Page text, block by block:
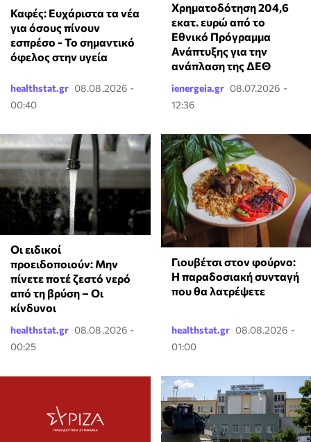
Καφές: Ευχάριστα τα νέα
για όσους πίνουν
εσπρέσο - Το σημαντικό
όφελος στην υγεία
healthstat.gr 08.08.2026 -
00:40
Χρηματοδότηση 204,6
εκατ. ευρώ από το
Εθνικό Πρόγραμμα
Ανάπτυξης για την
ανάπλαση της ΔΕΘ
ienergeia.gr 08.07.2026 -
12:36
Οι ειδικοί
προειδοποιούν: Μην
πίνετε ποτέ ζεστό νερό
από τη βρύση – Οι
κίνδυνοι
healthstat.gr 08.08.2026 -
00:25
Γιουβέτσι στον φούρνο:
Η παραδοσιακή συνταγή
που θα λατρέψετε
healthstat.gr 08.08.2026 -
01:00